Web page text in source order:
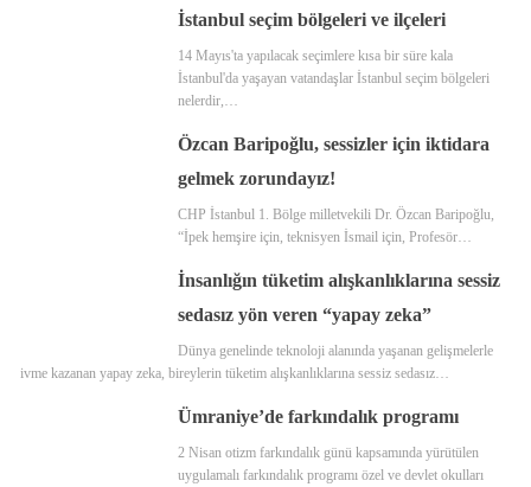
İstanbul seçim bölgeleri ve ilçeleri
14 Mayıs'ta yapılacak seçimlere kısa bir süre kala
İstanbul'da yaşayan vatandaşlar İstanbul seçim bölgeleri
nelerdir,…
Özcan Baripoğlu, sessizler için iktidara
gelmek zorundayız!
CHP İstanbul 1. Bölge milletvekili Dr. Özcan Baripoğlu,
“İpek hemşire için, teknisyen İsmail için, Profesör…
İnsanlığın tüketim alışkanlıklarına sessiz
sedasız yön veren “yapay zeka”
Dünya genelinde teknoloji alanında yaşanan gelişmelerle
ivme kazanan yapay zeka, bireylerin tüketim alışkanlıklarına sessiz sedasız…
Ümraniye’de farkındalık programı
2 Nisan otizm farkındalık günü kapsamında yürütülen
uygulamalı farkındalık programı özel ve devlet okulları